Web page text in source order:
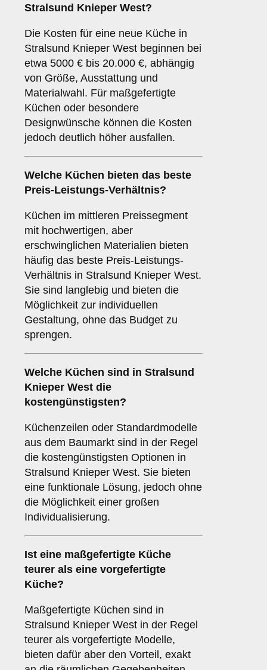
Stralsund Knieper West?
Die Kosten für eine neue Küche in
Stralsund Knieper West beginnen bei
etwa 5000 € bis 20.000 €, abhängig
von Größe, Ausstattung und
Materialwahl. Für maßgefertigte
Küchen oder besondere
Designwünsche können die Kosten
jedoch deutlich höher ausfallen.
Welche Küchen bieten das beste
Preis-Leistungs-Verhältnis?
Küchen im mittleren Preissegment
mit hochwertigen, aber
erschwinglichen Materialien bieten
häufig das beste Preis-Leistungs-
Verhältnis in Stralsund Knieper West.
Sie sind langlebig und bieten die
Möglichkeit zur individuellen
Gestaltung, ohne das Budget zu
sprengen.
Welche Küchen sind in Stralsund
Knieper West die
kostengünstigsten?
Küchenzeilen oder Standardmodelle
aus dem Baumarkt sind in der Regel
die kostengünstigsten Optionen in
Stralsund Knieper West. Sie bieten
eine funktionale Lösung, jedoch ohne
die Möglichkeit einer großen
Individualisierung.
Ist eine maßgefertigte Küche
teurer als eine vorgefertigte
Küche?
Maßgefertigte Küchen sind in
Stralsund Knieper West in der Regel
teurer als vorgefertigte Modelle,
bieten dafür aber den Vorteil, exakt